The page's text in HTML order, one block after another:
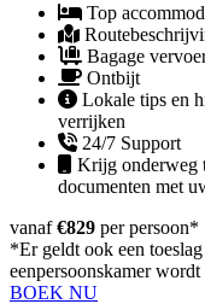
Top
Bagage
Ontbijt
Lokale tips en
verrijken
24/7 Support
Krijg onderweg
documenten met
vanaf€829 per persoon*
*Er geldt ook een
eenpersoonskamer
BOEK NU